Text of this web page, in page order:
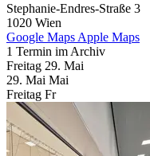
Stephanie-Endres-Straße 3
1020 Wien
Google Maps Apple Maps
1 Termin im Archiv
Freitag 29. Mai
29. Mai Mai
Freitag Fr